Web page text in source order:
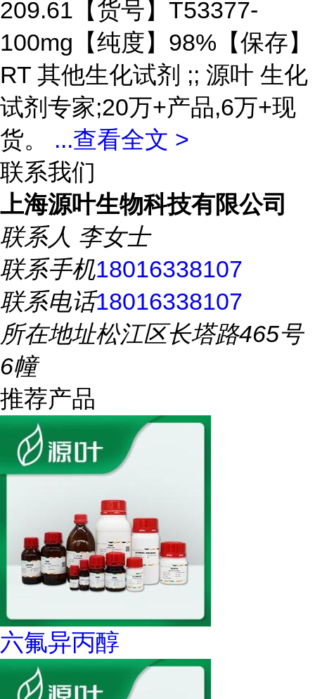
209.61【货号】T53377-
100mg【纯度】98%【保存】
RT 其他生化试剂 ;; 源叶 生化
试剂专家;20万+产品,6万+现
货。 ...查看全文 >
联系我们
上海源叶生物科技有限公司
联系人 李女士
联系手机18016338107
联系电话18016338107
所在地址松江区长塔路465号
6幢
推荐产品
六氟异丙醇